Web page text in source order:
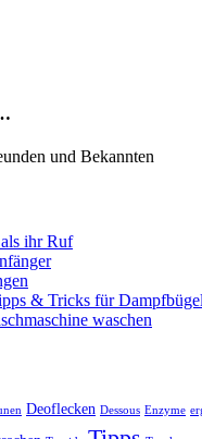
und Bekannten
ihr Ruf
& Tricks für
waschen
Deoflecken Dessous Enzyme